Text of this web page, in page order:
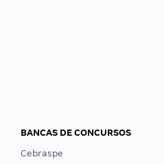
BANCAS DE CONCURSOS
Cebraspe